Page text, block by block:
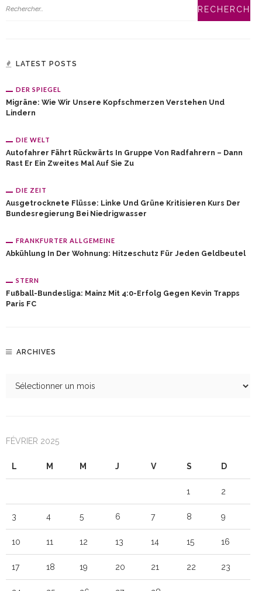
LATEST POSTS
DER SPIEGEL
Migräne: Wie Wir Unsere Kopfschmerzen Verstehen Und
Lindern
DIE WELT
Autofahrer Fährt Rückwärts In Gruppe Von Radfahrern – Dann
Rast Er Ein Zweites Mal Auf Sie Zu
DIE ZEIT
Ausgetrocknete Flüsse: Linke Und Grüne Kritisieren Kurs Der
Bundesregierung Bei Niedrigwasser
FRANKFURTER ALLGEMEINE
Abkühlung In Der Wohnung: Hitzeschutz Für Jeden Geldbeutel
STERN
Fußball-Bundesliga: Mainz Mit 4:0-Erfolg Gegen Kevin Trapps
Paris FC
ARCHIVES
FÉVRIER 2025
L M M J V S D
1 2
3 4 5 6 7 8 9
10 11 12 13 14 15 16
17 18 19 20 21 22 23